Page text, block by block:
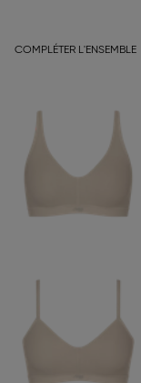
COMPLÉTER L'ENSEMBLE